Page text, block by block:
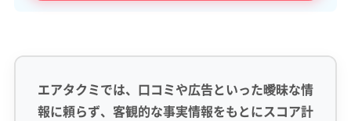
エアタクミでは、口コミや広告といった曖昧な情
報に頼らず、客観的な事実情報をもとにスコア計